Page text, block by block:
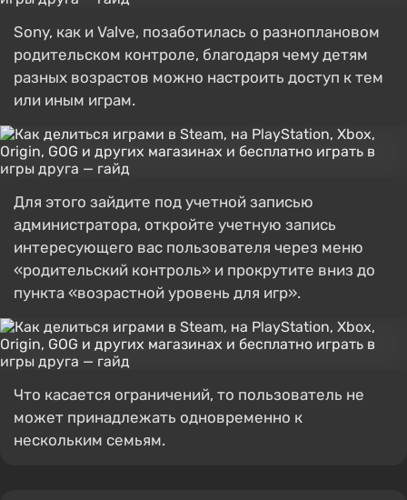
Sony, как и Valve, позаботилась о разноплановом
родительском контроле, благодаря чему детям
разных возрастов можно настроить доступ к тем
или иным играм.
Для этого зайдите под учетной записью
администратора, откройте учетную запись
интересующего вас пользователя через меню
«родительский контроль» и прокрутите вниз до
пункта «возрастной уровень для игр».
Что касается ограничений, то пользователь не
может принадлежать одновременно к
нескольким семьям.